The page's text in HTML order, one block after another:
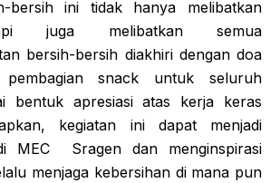
bersih ini tidak hanya melibatkan
juga melibatkan semua
bersih-bersih diakhiri dengan doa
snack untuk seluruh
bentuk apresiasi atas kerja keras
kegiatan ini dapat menjadi
MEC Sragen dan menginspirasi
menjaga kebersihan di mana pun